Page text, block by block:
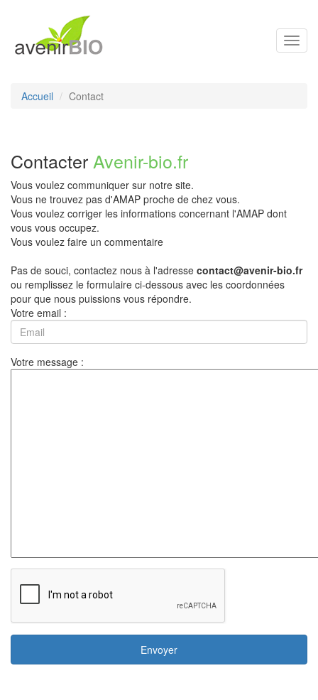
Accueil Contact
Contacter Avenir-bio.fr
Vous voulez communiquer sur notre site.
Vous ne trouvez pas d'AMAP proche de chez vous.
Vous voulez corriger les informations concernant l'AMAP dont
vous vous occupez.
Vous voulez faire un commentaire
Pas de souci, contactez nous à l'adresse contact@avenir-bio.fr
ou remplissez le formulaire ci-dessous avec les coordonnées
pour que nous puissions vous répondre.
Votre email :
Votre message :
Envoyer